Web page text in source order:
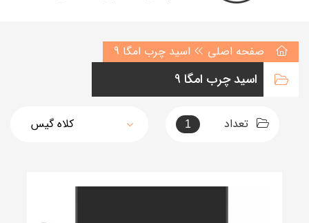
صفحه اصلی اسید چرب امگا 9
اسید چرب امگا 9
تعداد 1